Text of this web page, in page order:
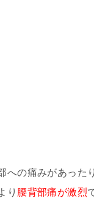
への痛みがあった
り 腰背部痛が激烈